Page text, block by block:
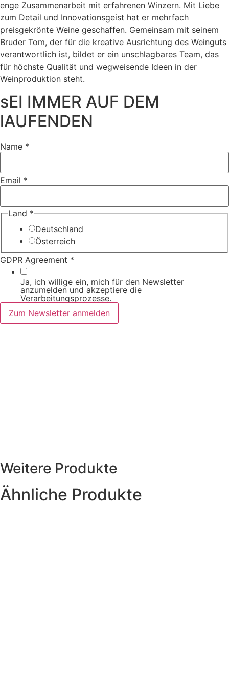
enge Zusammenarbeit mit erfahrenen Winzern. Mit Liebe
zum Detail und Innovationsgeist hat er mehrfach
preisgekrönte Weine geschaffen. Gemeinsam mit seinem
Bruder Tom, der für die kreative Ausrichtung des Weinguts
verantwortlich ist, bildet er ein unschlagbares Team, das
für höchste Qualität und wegweisende Ideen in der
Weinproduktion steht.
sEI IMMER AUF DEM
lAUFENDEN
Name *
Email *
Agreement
Land Email
Land *
Deutschland
Österreich
GDPR Agreement *
Ja, ich willige ein, mich für den Newsletter
anzumelden und akzeptiere die
Verarbeitungsprozesse.
Zum Newsletter anmelden
Weitere Produkte
Ähnliche Produkte